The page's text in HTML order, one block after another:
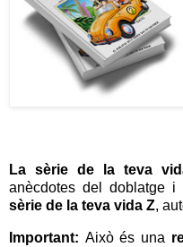
La sèrie de la teva
anècdotes del doblatge
sèrie de la teva vida Z,
Important: Això és una